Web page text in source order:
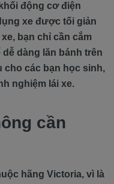
động cơ điện
xe được tối giản
bạn chỉ cần cắm
dàng lăn bánh trên
cho các bạn học sinh,
nghiệm lái xe.
cần
hãng Victoria, vì là